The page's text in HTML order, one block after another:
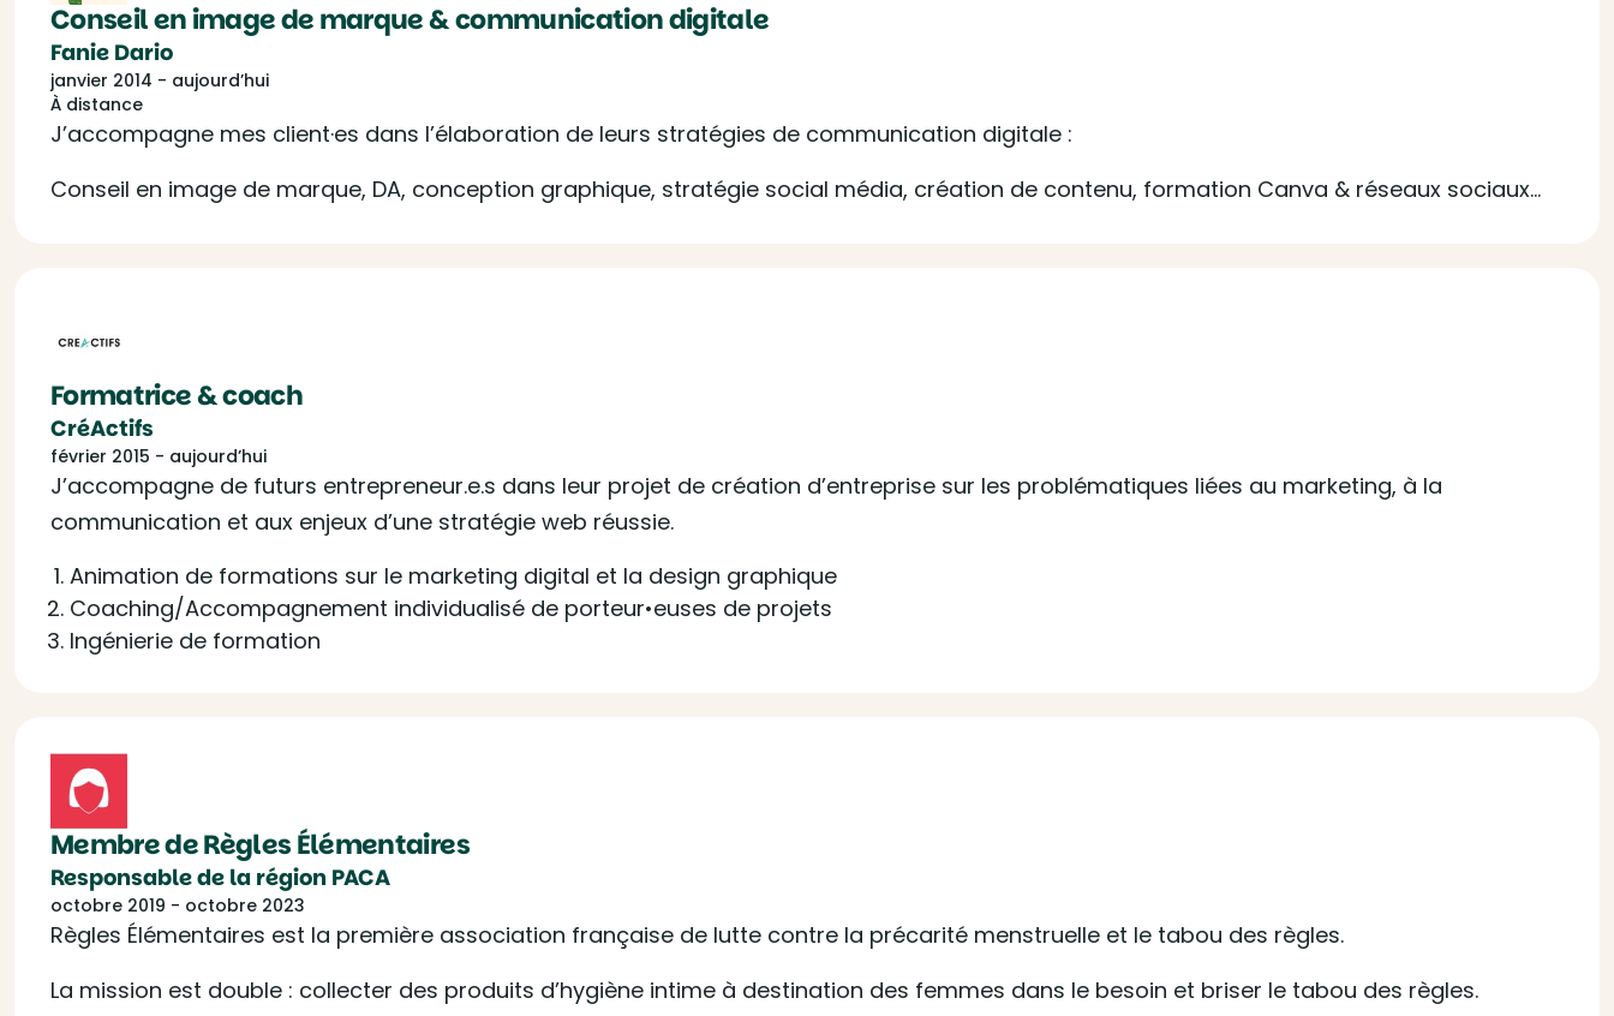
Conseil en image de marque & communication digitale
Fanie Dario
janvier 2014 - aujourd’hui
À distance
J’accompagne mes client·es dans l’élaboration de leurs stratégies de communication digitale :
Conseil en image de marque, DA, conception graphique, stratégie social média, création de contenu, formation Canva & réseaux sociaux…
Formatrice & coach
CréActifs
février 2015 - aujourd’hui
J’accompagne de futurs entrepreneur.e.s dans leur projet de création d’entreprise sur les problématiques liées au marketing, à la
communication et aux enjeux d’une stratégie web réussie.
Animation de formations sur le marketing digital et la design graphique
Coaching/Accompagnement individualisé de porteur•euses de projets
Ingénierie de formation
Membre de Règles Élémentaires
Responsable de la région PACA
octobre 2019 - octobre 2023
Règles Élémentaires est la première association française de lutte contre la précarité menstruelle et le tabou des règles.
La mission est double : collecter des produits d’hygiène intime à destination des femmes dans le besoin et briser le tabou des règles.